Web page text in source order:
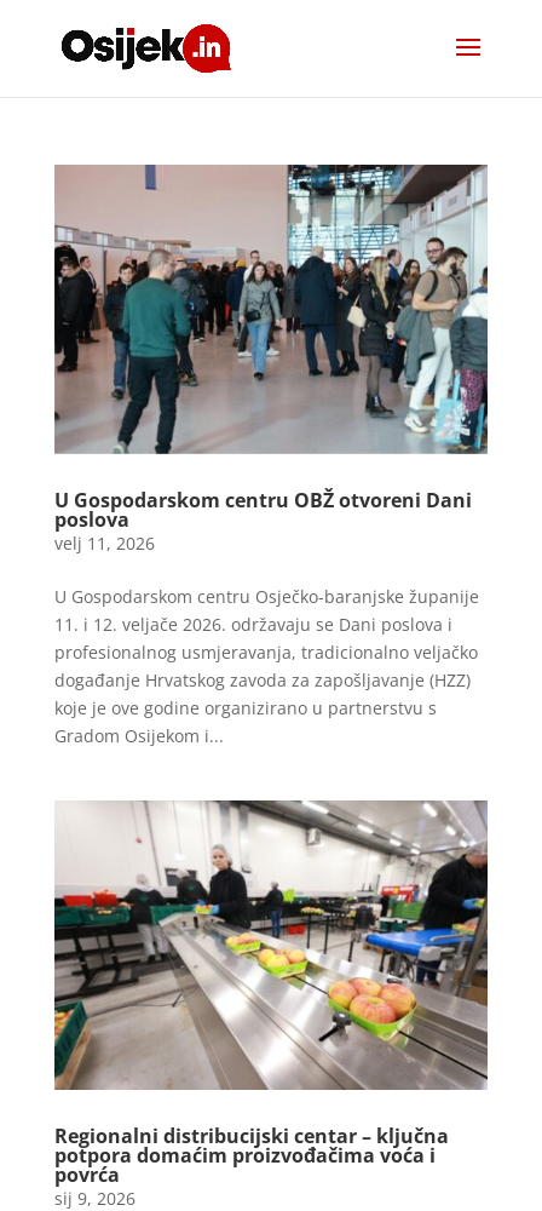
U Gospodarskom centru OBŽ otvoreni Dani
poslova
velj 11, 2026
U Gospodarskom centru Osječko-baranjske županije
11. i 12. veljače 2026. održavaju se Dani poslova i
profesionalnog usmjeravanja, tradicionalno veljačko
događanje Hrvatskog zavoda za zapošljavanje (HZZ)
koje je ove godine organizirano u partnerstvu s
Gradom Osijekom i...
Regionalni distribucijski centar – ključna
potpora domaćim proizvođačima voća i
povrća
sij 9, 2026